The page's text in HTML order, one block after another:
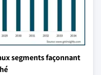
segments façonnant